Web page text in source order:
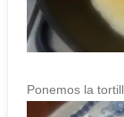
Ponemos la